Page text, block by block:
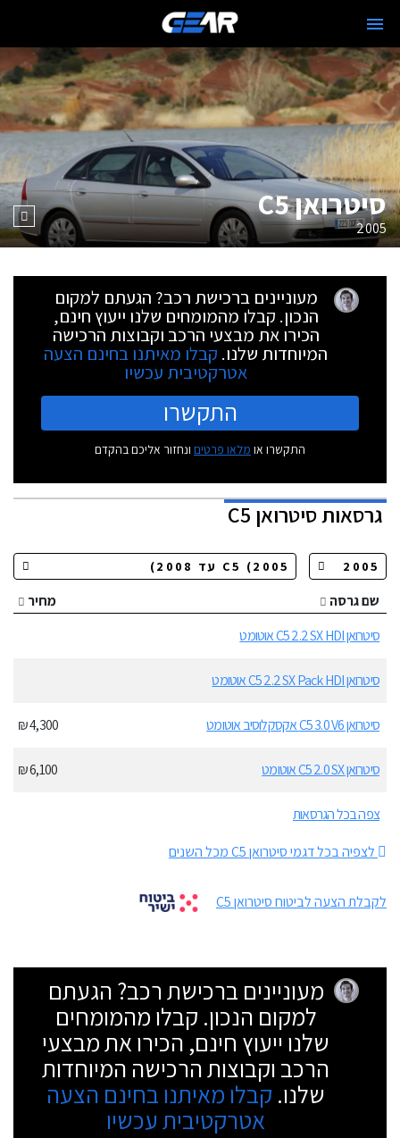
סיטרואן C5
2005
מעוניינים ברכישת רכב? הגעתם למקום
הנכון. קבלו מהמומחים שלנו ייעוץ חינם,
הכירו את מבצעי הרכב וקבוצות הרכישה
המיוחדות שלנו. קבלו מאיתנו בחינם הצעה
אטרקטיבית עכשיו
התקשרו
התקשרו או מלאו פרטים ונחזור אליכם בהקדם
גרסאותסיטרואן C5
שם גרסה
מחיר
סיטרואן C5 2.2 SX HDI אוטומט
סיטרואן C5 2.2 SX Pack HDI אוטומט
סיטרואן C5 3.0 V6 אקסקלוסיב אוטומט 4,300 ₪
סיטרואן C5 2.0 SX אוטומט 6,100 ₪
צפה בכל הגרסאות
לצפיה בכל דגמי סיטרואן C5 מכל השנים
לקבלת הצעה לביטוח סיטרואן C5
מעוניינים ברכישת רכב? הגעתם
למקום הנכון. קבלו מהמומחים
שלנו ייעוץ חינם, הכירו את מבצעי
הרכב וקבוצות הרכישה המיוחדות
שלנו. קבלו מאיתנו בחינם הצעה
אטרקטיבית עכשיו